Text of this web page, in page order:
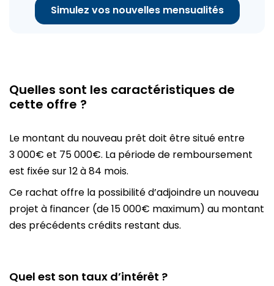
Simulez vos nouvelles mensualités
Quelles sont les caractéristiques de
cette offre ?
Le montant du nouveau prêt doit être situé entre
3 000€ et 75 000€. La période de remboursement
est fixée sur 12 à 84 mois.
Ce rachat offre la possibilité d’adjoindre un nouveau
projet à financer (de 15 000€ maximum) au montant
des précédents crédits restant dus.
Quel est son taux d’intérêt ?